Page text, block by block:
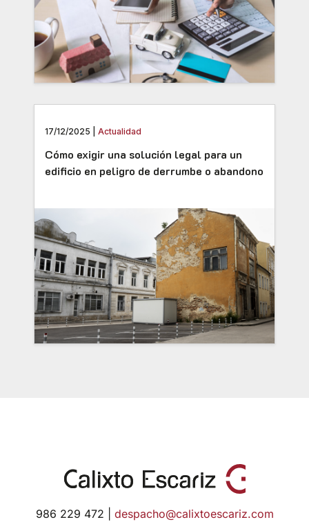
17/12/2025 |Actualidad
Cómo exigir una solución legal para un
edificio en peligro de derrumbe o abandono
986 229 472 | despacho@calixtoescariz.com